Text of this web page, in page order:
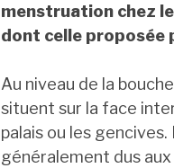
menstruation chez
dont celle proposée
Au niveau de la
situent sur la face
palais ou les
généralement dus